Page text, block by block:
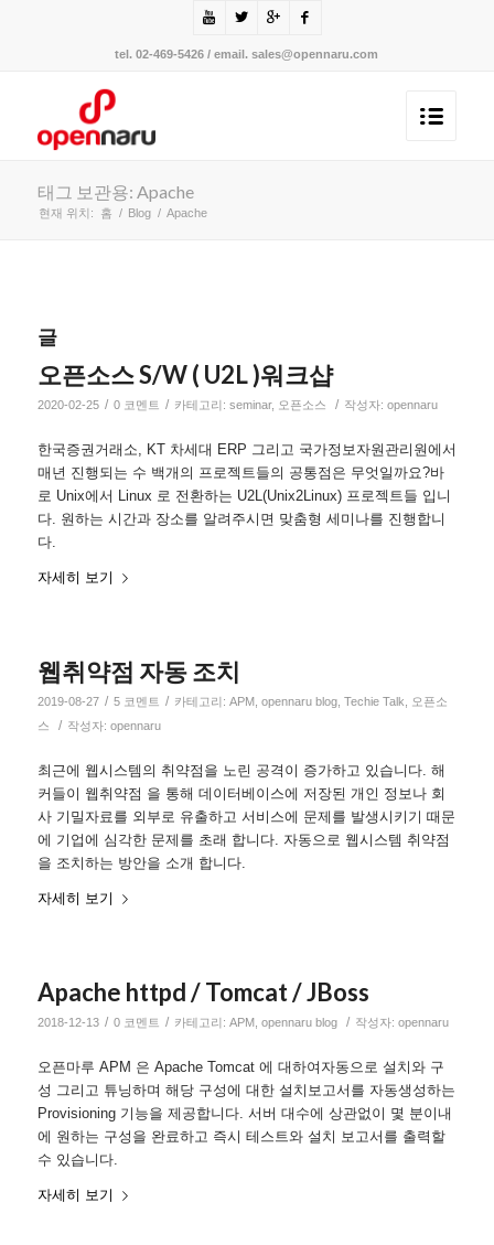
tel. 02-469-5426 / email. sales@opennaru.com
태그 보관용: Apache
현재 위치: 홈 / Blog / Apache
글
오픈소스 S/W ( U2L )워크샵
2020-02-25 / 0 코멘트 / 카테고리: seminar, 오픈소스 / 작성자: opennaru
한국증권거래소, KT 차세대 ERP 그리고 국가정보자원관리원에서
매년 진행되는 수 백개의 프로젝트들의 공통점은 무엇일까요?바
로 Unix에서 Linux 로 전환하는 U2L(Unix2Linux) 프로젝트들 입니
다. 원하는 시간과 장소를 알려주시면 맞춤형 세미나를 진행합니
다.
자세히 보기
웹취약점 자동 조치
2019-08-27 / 5 코멘트 / 카테고리: APM, opennaru blog, Techie Talk
오픈소
스
/ 작성자: opennaru
최근에 웹시스템의 취약점을 노린 공격이 증가하고 있습니다. 해
커들이 웹취약점 을 통해 데이터베이스에 저장된 개인 정보나 회
사 기밀자료를 외부로 유출하고 서비스에 문제를 발생시키기 때문
에 기업에 심각한 문제를 초래 합니다. 자동으로 웹시스템 취약점
을 조치하는 방안을 소개 합니다.
자세히 보기
Apache httpd / Tomcat / JBoss
2018-12-13 / 0 코멘트 / 카테고리: APM opennaru blog / 작성자: opennaru
오픈마루 APM 은 Apache Tomcat 에 대하여자동으로 설치와 구
성 그리고 튜닝하며 해당 구성에 대한 설치보고서를 자동생성하는
Provisioning 기능을 제공합니다. 서버 대수에 상관없이 몇 분이내
에 원하는 구성을 완료하고 즉시 테스트와 설치 보고서를 출력할
수 있습니다.
자세히 보기